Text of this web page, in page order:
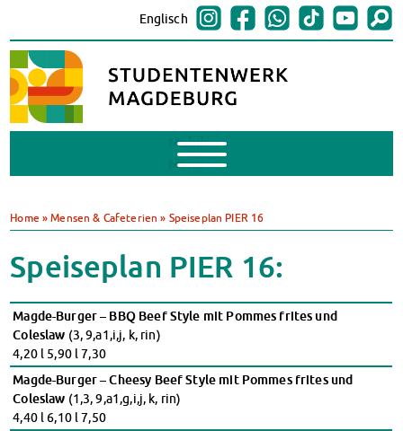
Englisch
Mobile
Menu
BAföG beantragen
BAföG-FAQs
Dokumente
BAföG-Sprechstunden
Kredite & Stipendien
AnsprechpartnerInnen
Mensen & Cafeterien
Heute in unseren Mensen
JoGo – Studibar + Eventspace
Klimabewusst essen
Home »Mensen & Cafeterien » Speiseplan PIER 16
Speiseplan PIER 16:
Magde-Burger – BBQ Beef Style mit Pommes frites und
Coleslaw (3, 9,a1,i,j, k, rin)
4,20 l 5,90 l 7,30
Magde-Burger – Cheesy Beef Style mit Pommes frites und
Coleslaw (1,3, 9,a1,g,i,j, k, rin)
4,40 l 6,10 l 7,50